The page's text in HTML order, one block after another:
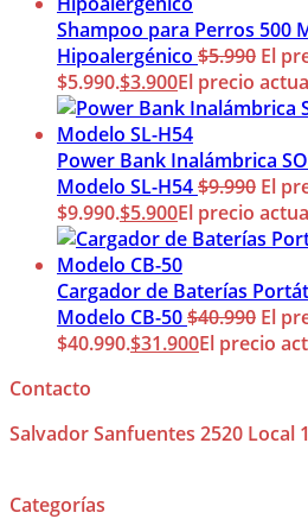
Shampoo para Perros 500
Hipoalergénico $5.990 El
$5.990.$3.900El precio
Power Bank Inalámbrica
Modelo SL-H54$9.990 El
$9.990.$5.900El precio
Cargador de Baterías
Modelo CB-50$40.990 El
$40.990.$31.900El precio
Contacto
Salvador Sanfuentes 2520 Local
Categorías